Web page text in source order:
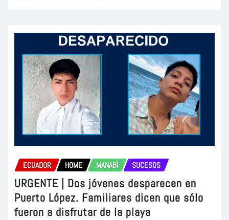
ECUADOR HOME MANABÍ SUCESOS
URGENTE | Dos jóvenes desparecen en
Puerto López. Familiares dicen que sólo
fueron a disfrutar de la playa